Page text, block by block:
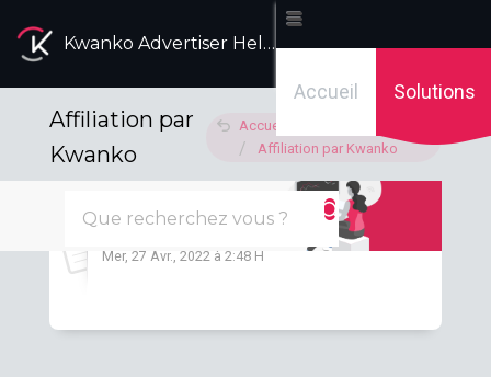
Kwanko Advertiser Help Desk
Accueil Solutions
Affiliation par
Kwanko
Accueil des solutions
Affiliation par Kwanko
Mer, 27 Avr., 2022 à 2:48 H